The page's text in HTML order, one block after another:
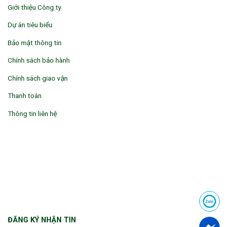
Giới thiệu Công ty
Dự án tiêu biểu
Bảo mật thông tin
Chính sách bảo hành
Chính sách giao vận
Thanh toán
Thông tin liên hệ
ĐĂNG KÝ NHẬN TIN